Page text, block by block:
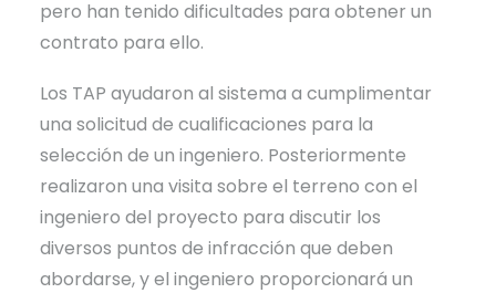
pero han tenido dificultades para obtener un
contrato para ello.
Los TAP ayudaron al sistema a cumplimentar
una solicitud de cualificaciones para la
selección de un ingeniero. Posteriormente
realizaron una visita sobre el terreno con el
ingeniero del proyecto para discutir los
diversos puntos de infracción que deben
abordarse, y el ingeniero proporcionará un